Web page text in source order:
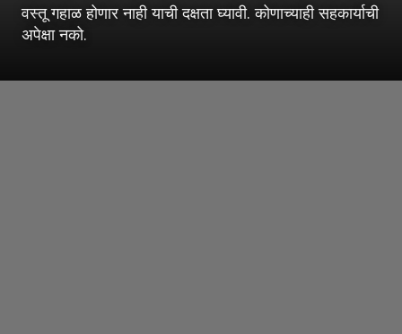
वस्तू गहाळ होणार नाही याची दक्षता घ्यावी. कोणाच्याही सहकार्याची
अपेक्षा नको.